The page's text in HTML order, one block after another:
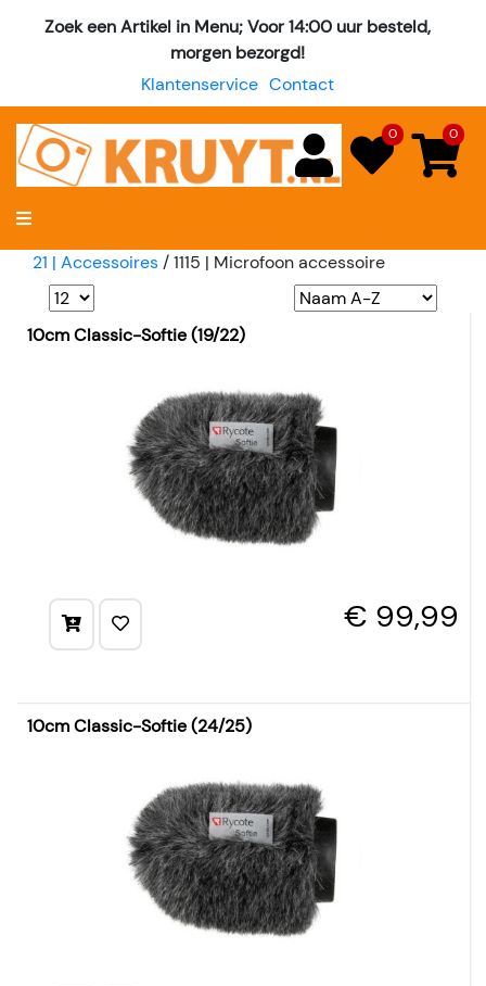
Zoek een Artikel in Menu; Voor 14:00 uur besteld,
morgen bezorgd!
Klantenservice Contact
0 0
21 | Accessoires /1115 | Microfoon accessoire
10cm Classic-Softie (19/22)
€ 99,99
10cm Classic-Softie (24/25)